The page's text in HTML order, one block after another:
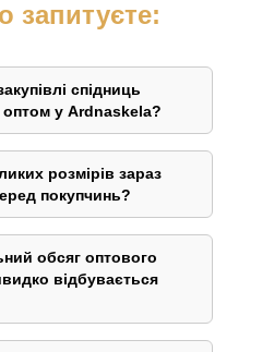
запитуєте:
спідниць
оптом у Ardnaskela?
розмірів зараз
покупчинь?
обсяг оптового
відбувається